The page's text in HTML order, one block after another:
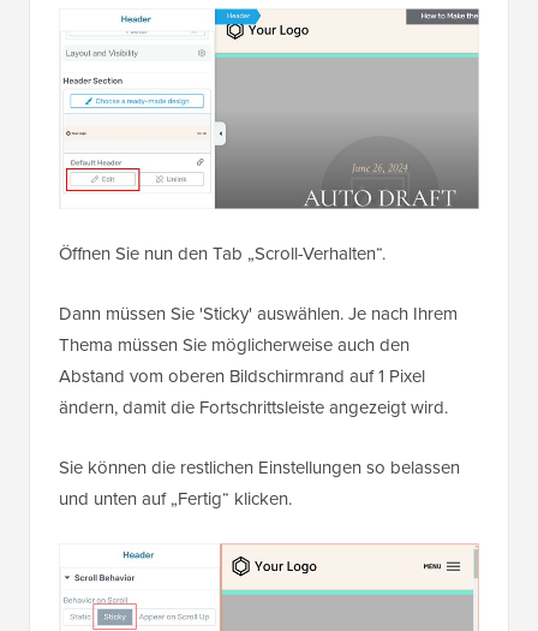
Öffnen Sie nun den Tab „Scroll-Verhalten“.
Dann müssen Sie 'Sticky' auswählen. Je nach Ihrem
Thema müssen Sie möglicherweise auch den
Abstand vom oberen Bildschirmrand auf 1 Pixel
ändern, damit die Fortschrittsleiste angezeigt wird.
Sie können die restlichen Einstellungen so belassen
und unten auf „Fertig“ klicken.